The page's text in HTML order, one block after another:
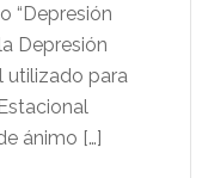
“Depresión
Depresión
utilizado para
ánimo […]